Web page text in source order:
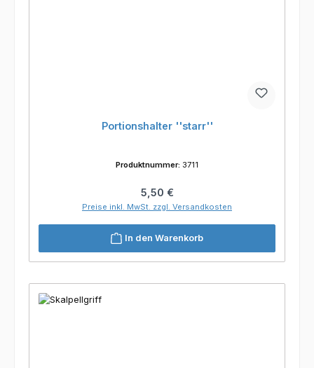
Portionshalter ''starr''
Produktnummer: 3711
Regulärer Preis:
5,50 €
Preise inkl. MwSt. zzgl. Versandkosten
In den Warenkorb